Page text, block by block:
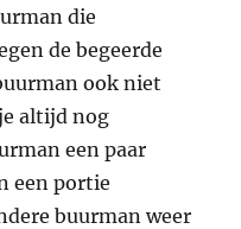
die
de begeerde
ook niet
altijd nog
een paar
een portie
buurman weer